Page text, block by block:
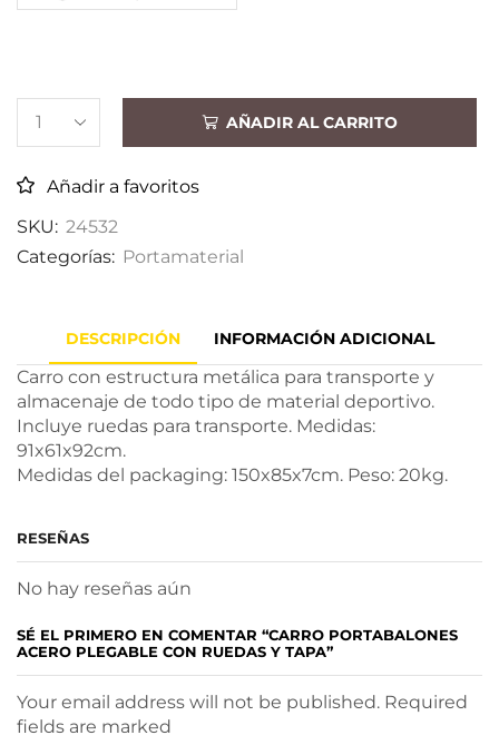
AÑADIR AL CARRITO
Añadir a favoritos
SKU: 24532
Categorías: Portamaterial
DESCRIPCIÓN INFORMACIÓN ADICIONAL
Carro con estructura metálica para transporte y
almacenaje de todo tipo de material deportivo.
Incluye ruedas para transporte. Medidas:
91x61x92cm.
Medidas del packaging: 150x85x7cm. Peso: 20kg.
RESEÑAS
No hay reseñas aún
SÉ EL PRIMERO EN COMENTAR “CARRO PORTABALONES
ACERO PLEGABLE CON RUEDAS Y TAPA”
Your email address will not be published. Required
fields are marked